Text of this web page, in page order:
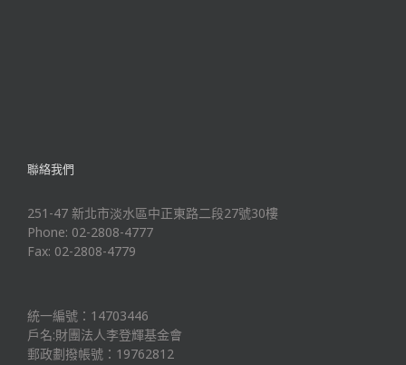
聯絡我們
251-47 新北市淡水區中正東路二段27號30樓
Phone: 02-2808-4777
Fax: 02-2808-4779
統一編號：14703446
戶名:財團法人李登輝基金會
郵政劃撥帳號：19762812